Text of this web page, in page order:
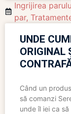
Ingrijirea
par,
UNDE
ORIGINAL
Când un
să comanzi
unde îl iei ca